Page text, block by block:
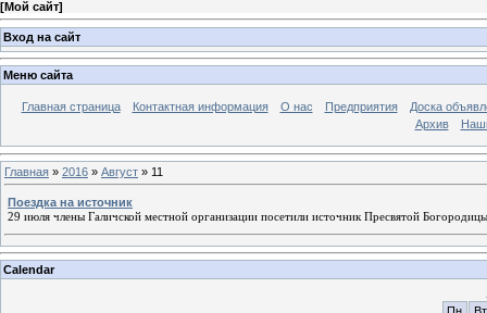
[Мой сайт]
Вход на сайт
Меню сайта
Главная страница Контактная информация О нас Предприятия
Доска
Архив
Главная » 2016 » Август » 11
Поездка на источник
29 июля члены Галичской местной организации посетили источник Пресвятой
Calendar